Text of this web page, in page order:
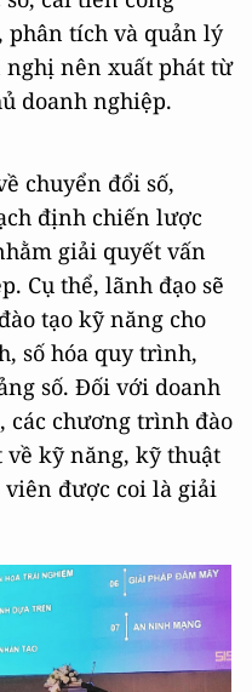
phân tích và quản lý
nên xuất phát từ
doanh nghiệp.
chuyển đổi số,
định chiến lược
giải quyết vấn
Cụ thể, lãnh đạo sẽ
tạo kỹ năng cho
số hóa quy trình,
số. Đối với doanh
các chương trình đào
kỹ năng, kỹ thuật
được coi là giải